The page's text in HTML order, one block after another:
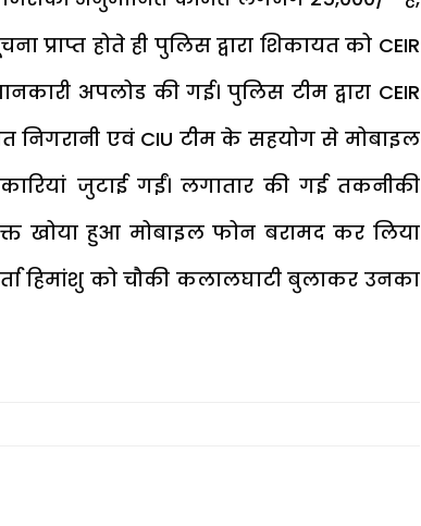
प्राप्त होते ही पुलिस द्वारा शिकायत को CEIR
अपलोड की गई। पुलिस टीम द्वारा CEIR
निगरानी एवं CIU टीम के सहयोग से मोबाइल
जुटाई गईं। लगातार की गई तकनीकी
खोया हुआ मोबाइल फोन बरामद कर लिया
हिमांशु को चौकी कलालघाटी बुलाकर उनका